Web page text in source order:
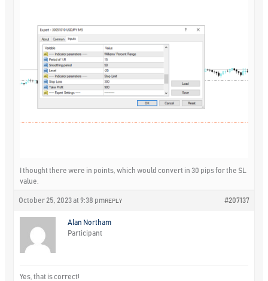
I thought there were in points, which would convert in 30 pips for the SL
value.
October 25, 2023 at 9:38 pm #207137
REPLY
Alan Northam
Participant
Yes, that is correct!